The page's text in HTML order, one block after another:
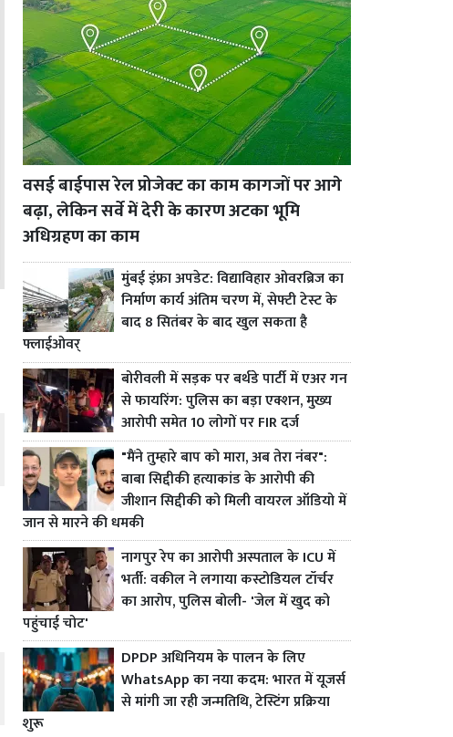
वसई बाईपास रेल प्रोजेक्ट का काम कागजों पर आगे
बढ़ा, लेकिन सर्वे में देरी के कारण अटका भूमि
अधिग्रहण का काम
मुंबई इंफ्रा अपडेट: विद्याविहार ओवरब्रिज का
निर्माण कार्य अंतिम चरण में, सेफ्टी टेस्ट के
बाद 8 सितंबर के बाद खुल सकता है
फ्लाईओवर्
बोरीवली में सड़क पर बर्थडे पार्टी में एअर गन
से फायरिंग: पुलिस का बड़ा एक्शन, मुख्य
आरोपी समेत 10 लोगों पर FIR दर्ज
"मैंने तुम्हारे बाप को मारा, अब तेरा नंबर":
बाबा सिद्दीकी हत्याकांड के आरोपी की
जीशान सिद्दीकी को मिली वायरल ऑडियो में
जान से मारने की धमकी
नागपुर रेप का आरोपी अस्पताल के ICU में
भर्ती: वकील ने लगाया कस्टोडियल टॉर्चर
का आरोप, पुलिस बोली- 'जेल में खुद को
पहुंचाई चोट'
DPDP अधिनियम के पालन के लिए
WhatsApp का नया कदम: भारत में यूजर्स
से मांगी जा रही जन्मतिथि, टेस्टिंग प्रक्रिया
शुरू